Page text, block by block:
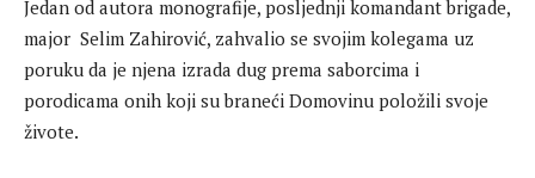
Jedan od autora monografije, posljednji komandant brigade,
major Selim Zahirović, zahvalio se svojim kolegama uz
poruku da je njena izrada dug prema saborcima i
porodicama onih koji su braneći Domovinu položili svoje
živote.